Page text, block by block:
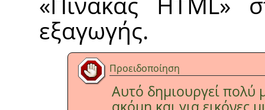
εξαγωγής.
Προειδοποίηση
Αυτό δημιουργεί πολύ